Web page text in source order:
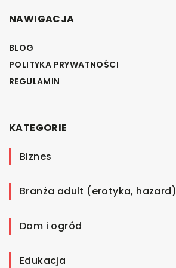
NAWIGACJA
BLOG
POLITYKA PRYWATNOŚCI
REGULAMIN
KATEGORIE
Biznes
Branża adult (erotyka, hazard)
Dom i ogród
Edukacja